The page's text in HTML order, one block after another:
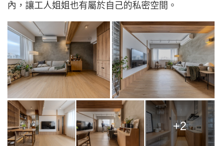
內，讓工人姐姐也有屬於自己的私密空間。
+2